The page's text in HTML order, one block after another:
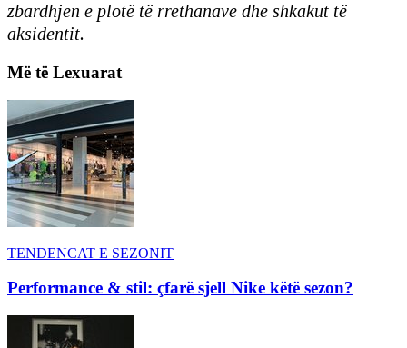
zbardhjen e plotë të rrethanave dhe shkakut të
aksidentit.
Më të Lexuarat
TENDENCAT E SEZONIT
Performance & stil: çfarë sjell Nike këtë sezon?